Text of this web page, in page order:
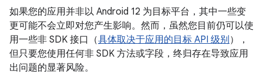
如果您的应用并非以 Android 12 为目标平台，其中一些变
更可能不会立即对您产生影响。然而，虽然您目前仍可以使
用一些非 SDK 接口（具体取决于应用的目标 API 级别 ），
但只要您使用任何非 SDK 方法或字段，终归存在导致应用
出问题的显著风险。